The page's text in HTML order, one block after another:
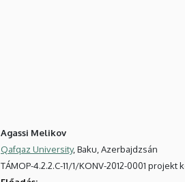
Agassi Melikov
Qafqaz University, Baku, Azerbajdzsán
TÁMOP-4.2.2.C-11/1/KONV-2012-0001 projekt